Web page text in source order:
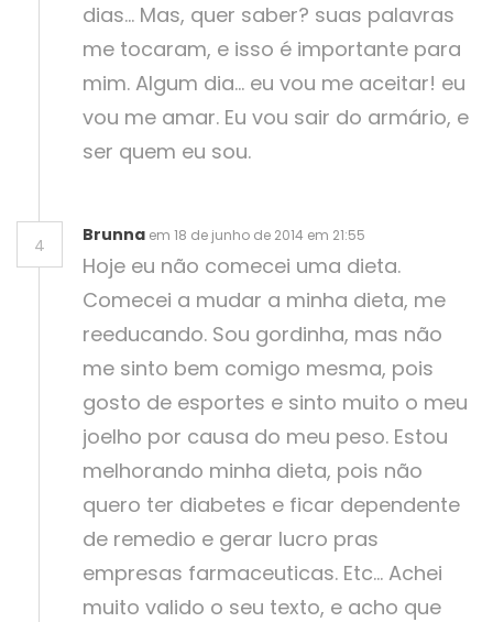
dias… Mas, quer saber? suas palavras
me tocaram, e isso é importante para
mim. Algum dia… eu vou me aceitar! eu
vou me amar. Eu vou sair do armário, e
ser quem eu sou.
4 Brunna em 18 de junho de 2014 em 21:55
Hoje eu não comecei uma dieta.
Comecei a mudar a minha dieta, me
reeducando. Sou gordinha, mas não
me sinto bem comigo mesma, pois
gosto de esportes e sinto muito o meu
joelho por causa do meu peso. Estou
melhorando minha dieta, pois não
quero ter diabetes e ficar dependente
de remedio e gerar lucro pras
empresas farmaceuticas. Etc… Achei
muito valido o seu texto, e acho que